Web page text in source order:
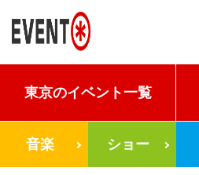
東京のイベント一覧
音楽 ショー